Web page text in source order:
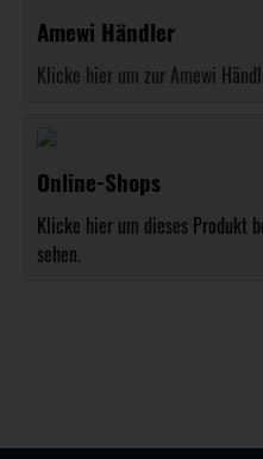
Amewi Händler
Klicke hier um zur Amewi
Online-Shops
Klicke hier um dieses Produkt
sehen.